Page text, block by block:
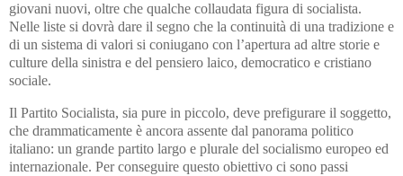
giovani nuovi, oltre che qualche collaudata figura di socialista.
Nelle liste si dovrà dare il segno che la continuità di una tradizione e
di un sistema di valori si coniugano con l’apertura ad altre storie e
culture della sinistra e del pensiero laico, democratico e cristiano
sociale.
Il Partito Socialista, sia pure in piccolo, deve prefigurare il soggetto,
che drammaticamente è ancora assente dal panorama politico
italiano: un grande partito largo e plurale del socialismo europeo ed
internazionale. Per conseguire questo obiettivo ci sono passi